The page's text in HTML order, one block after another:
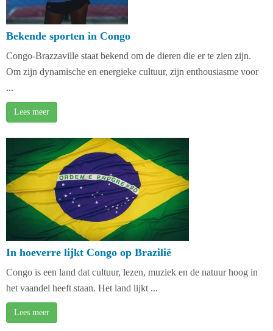
Bekende sporten in Congo
Congo-Brazzaville staat bekend om de dieren die er te zien zijn.
Om zijn dynamische en energieke cultuur, zijn enthousiasme voor
...
Lees meer
In hoeverre lijkt Congo op Brazilië
Congo is een land dat cultuur, lezen, muziek en de natuur hoog in
het vaandel heeft staan. Het land lijkt ...
Lees meer